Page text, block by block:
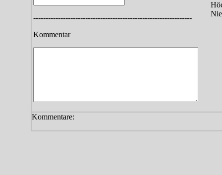
----------------------------------------------------------------
Kommentar
Kommentare: